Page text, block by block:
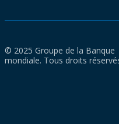
© 2025 Groupe de la Banque
mondiale. Tous droits